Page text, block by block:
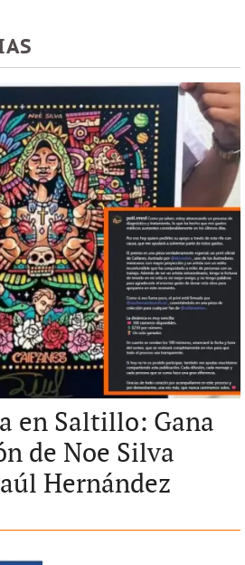
en Saltillo: Gana
de Noe Silva
Hernández